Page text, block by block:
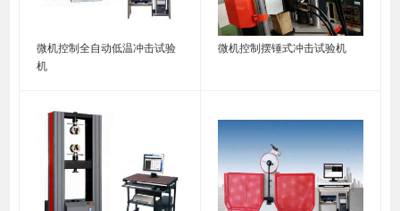
微机控制全自动低温冲击试验
机
微机控制摆锤式冲击试验机